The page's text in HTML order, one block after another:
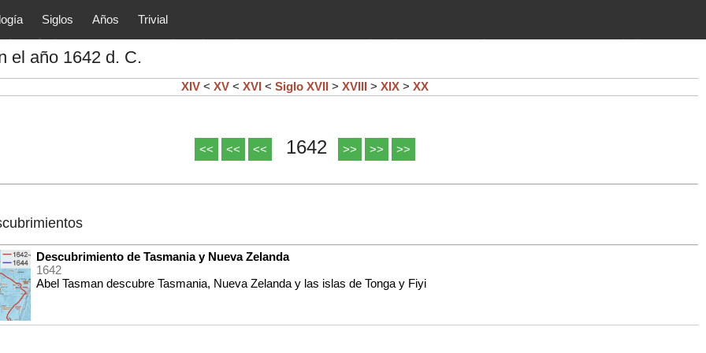
y principales acontecimientos (guerras, gobiernos,
arte, cultura, etc.) de la historia de la humanidad desde el
Siglos Años Trivial
el año 1642 d. C.
XIV< XV< XVI< Siglo XVII > XVIII > XIX > XX
<< << << 1642 >> >> >>
Descubrimiento de Tasmania y Nueva Zelanda
1642
Abel Tasman descubre Tasmania, Nueva Zelanda y las islas de Tonga y Fiyi